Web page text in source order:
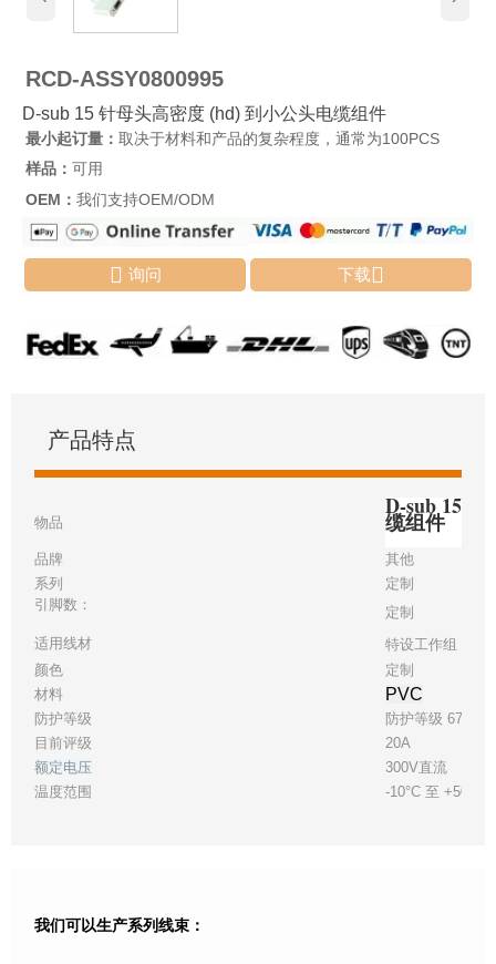
RCD-ASSY0800995
D-sub 15 针母头高密度 (hd) 到小公头电缆组件
最小起订量： 取决于材料和产品的复杂程度，通常为100PCS
样品： 可用
OEM： 我们支持OEM/ODM
 询问 下载
产品特点
物品
D-sub 15
缆组件
品牌
其他
系列
定制
引脚数：
定制
适用线材
特设工作组 32
颜色
定制
材料
PVC
防护等级
防护等级 67
目前评级
20A
额定电压
300V直流
温度范围
-10°C 至 +50°C
我们可以生产系列线束：